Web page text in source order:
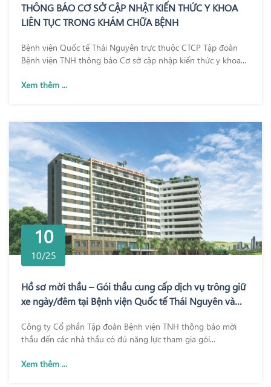
THÔNG BÁO CƠ SỞ CẬP NHẬT KIẾN THỨC Y KHOA
LIÊN TỤC TRONG KHÁM CHỮA BỆNH
Bệnh viện Quốc tế Thái Nguyên trực thuộc CTCP Tập đoàn
Bệnh viện TNH thông báo Cơ sở cập nhập kiến thức y khoa...
Xem thêm ...
10
10/25
Hồ sơ mời thầu – Gói thầu cung cấp dịch vụ trông giữ
xe ngày/đêm tại Bệnh viện Quốc tế Thái Nguyên và
Công ty Cổ phần Tập đoàn Bệnh viện TNH thông báo mời
thầu đến các nhà thầu có đủ năng lực tham gia gói...
Xem thêm ...